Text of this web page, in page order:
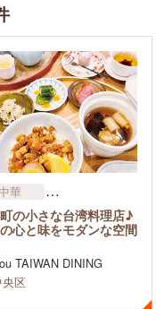
華
ア・エスニック料理
の小さな台湾料理店♪
心と味をモダンな空間
TAIWAN DINING
区